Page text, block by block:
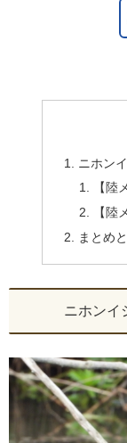
ニホン
【
【
まとめ
ニホンイ